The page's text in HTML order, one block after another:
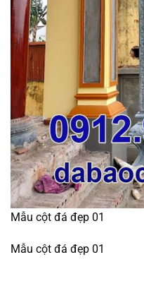
Mẫu cột đá đẹp 01
Mẫu cột đá đẹp 01